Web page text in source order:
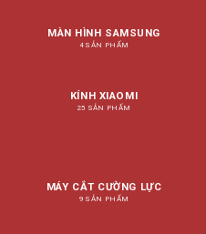
MÀN HÌNH SAMSUNG
4 SẢN PHẨM
KÍNH XIAOMI
25 SẢN PHẨM
MÁY CẮT CƯỜNG LỰC
9 SẢN PHẨM